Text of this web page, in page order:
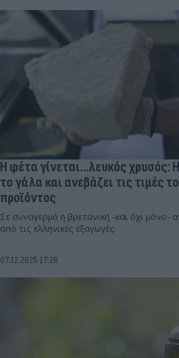
Η φέτα γίνεται...λευκός χρυσός:
το γάλα και ανεβάζει τις τιμές
προϊόντος
Σε συναγερμό η βρετανική -και όχι μόνο-
από τις ελληνικές εξαγωγές.
07.12.2025 17:26